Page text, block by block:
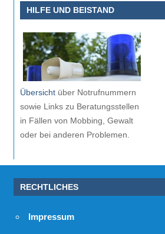
HILFE UND BEISTAND
Übersichtüber Notrufnummern
sowie Links zu Beratungsstellen
in Fällen von Mobbing, Gewalt
oder bei anderen Problemen.
RECHTLICHES
Impressum